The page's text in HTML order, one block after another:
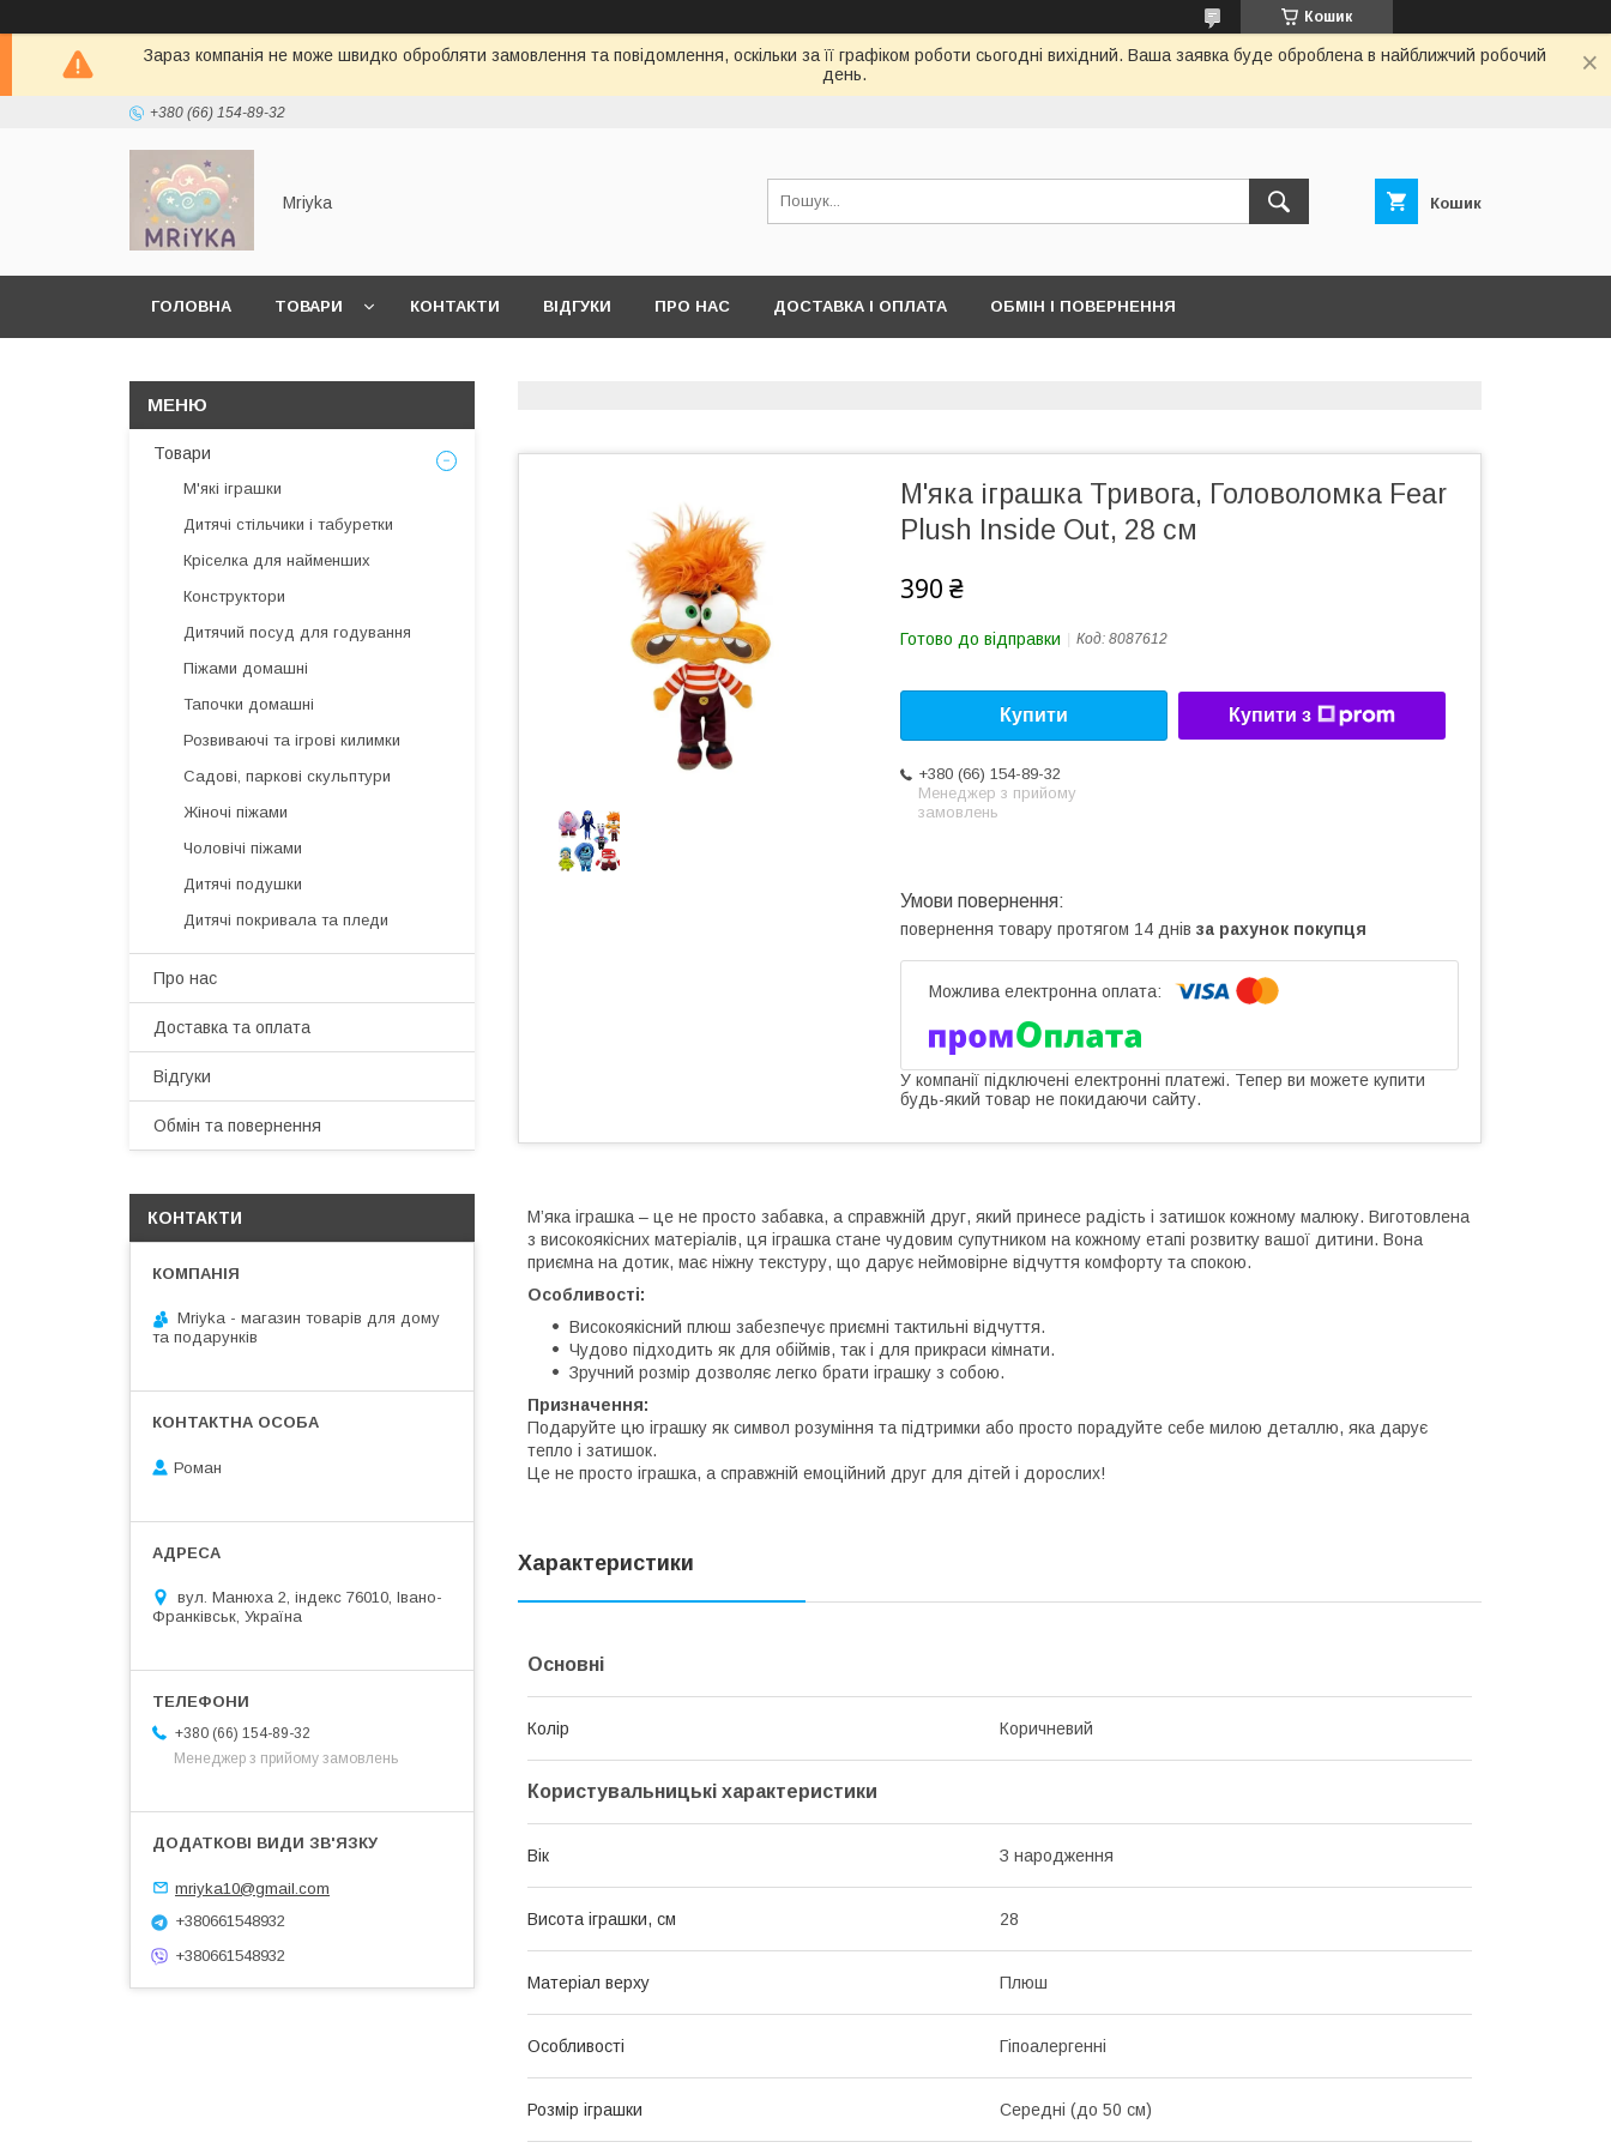
Кошик
Зараз компанія не може швидко обробляти замовлення та повідомлення, оскільки за її графіком роботи сьогодні вихідний. Ваша заявка буде оброблена в найближчий робочий
день.
+380 (66) 154-89-32
Mriyka Кошик
ГОЛОВНА ТОВАРИ КОНТАКТИ ВІДГУКИ ПРО НАС ДОСТАВКА І ОПЛАТА ОБМІН І ПОВЕРНЕННЯ
М'яка іграшка Тривога, Головоломка Fear
Plush Inside Out, 28 см
390 ₴
Готово до відправки Код: 8087612
Купити Купити з
+380 (66) 154-89-32
Менеджер з прийому
замовлень
повернення товару протягом 14 днів за рахунок покупця
У компанії підключені електронні платежі. Тепер ви можете купити
будь-який товар не покидаючи сайту.
М’яка іграшка – це не просто забавка, а справжній друг, який принесе радість і затишок кожному малюку. Виготовлена
з високоякісних матеріалів, ця іграшка стане чудовим супутником на кожному етапі розвитку вашої дитини. Вона
приємна на дотик, має ніжну текстуру, що дарує неймовірне відчуття комфорту та спокою.
Особливості:
Високоякісний плюш забезпечує приємні тактильні відчуття.
Чудово підходить як для обіймів, так і для прикраси кімнати.
Зручний розмір дозволяє легко брати іграшку з собою.
Призначення:
Подаруйте цю іграшку як символ розуміння та підтримки або просто порадуйте себе милою деталлю, яка дарує
тепло і затишок.
Це не просто іграшка, а справжній емоційний друг для дітей і дорослих!
Характеристики
Основні
Колір Коричневий
Користувальницькі характеристики
Вік З народження
Висота іграшки, см 28
Матеріал верху Плюш
Особливості Гіпоалергенні
Розмір іграшки Середні (до 50 см)
Товари
М'які іграшки
Дитячі стільчики і табуретки
Кріселка для найменших
Конструктори
Дитячий посуд для годування
Піжами домашні
Тапочки домашні
Розвиваючі та ігрові килимки
Садові, паркові скульптури
Жіночі піжами
Чоловічі піжами
Дитячі подушки
Дитячі покривала та пледи
Про нас
Доставка та оплата
Відгуки
Обмін та повернення
КОНТАКТИ
Mriyka - магазин товарів для дому
та подарунків
Роман
вул. Манюха 2, індекс 76010, Івано-
Франківськ, Україна
+380 (66) 154-89-32
Менеджер з прийому замовлень
mriyka10@gmail.com
+380661548932
+380661548932